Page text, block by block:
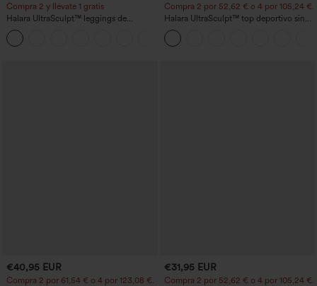
Compra 2 y llévate 1 gratis
Halara UltraSculpt™ leggings de
entrenamiento moldeadores de talle alto
con fruncido trasero que realza los
glúteos, control de abdomen y bolsillos
Compra 2 por 52,62 € o 4 por 105,24 €.
Halara UltraSculpt™ top deportivo sin
mangas con escote redondo y bajo
curvo
€40,95 EUR
Compra 2 por 61,54 € o 4 por 123,08 €.
€31,95 EUR
Compra 2 por 52,62 € o 4 por 105,24 €.